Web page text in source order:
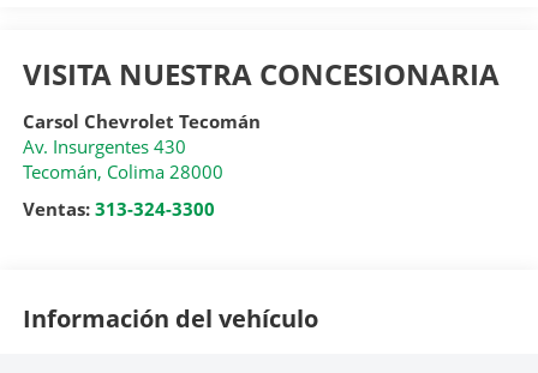
VISITA NUESTRA CONCESIONARIA
Carsol Chevrolet Tecomán
Av. Insurgentes 430
Tecomán, Colima 28000
Ventas: 313-324-3300
Información del vehículo